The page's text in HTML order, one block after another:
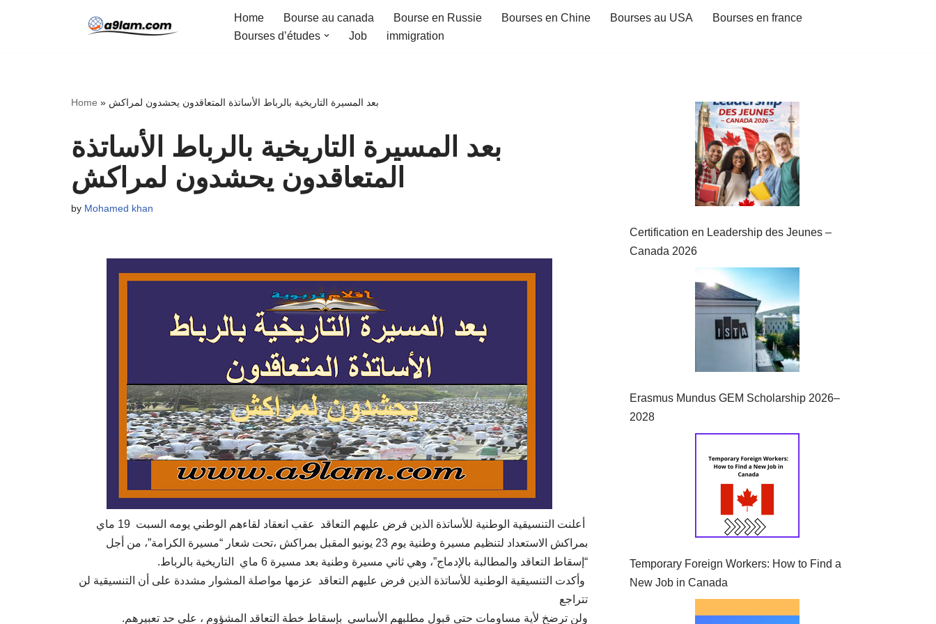
Home Bourse au canada Bourse en Russie Bourses en Chine Bourses au USA
Bourses en france
Bourses d’études
Job immigration
Home » بعد المسيرة التاريخية بالرباط الأساتذة المتعاقدون يحشدون لمراكش
بعد المسيرة التاريخية بالرباط الأساتذة
المتعاقدون يحشدون لمراكش
by Mohamed khan
أعلنت التنسيقية الوطنية للأساتذة الذين فرض عليهم التعاقد عقب انعقاد لقاءهم الوطني يومه السبت 19 ماي
بمراكش الاستعداد لتنظيم مسيرة وطنية يوم 23 يونيو المقبل بمراكش ،تحت شعار “مسيرة الكرامة”، من أجل
“إسقاط التعاقد والمطالبة بالإدماج”، وهي ثاني مسيرة وطنية بعد مسيرة 6 ماي التاريخية بالرباط.
وأكدت التنسيقية الوطنية للأساتذة الذين فرض عليهم التعاقد عزمها مواصلة المشوار مشددة على أن التنسيقية لن
تتراجع
ولن ترضخ لأية مساومات حتى قبول مطلبهم الأساسي بإسقاط خطة التعاقد المشؤوم ، على حد تعبيرهم.
Certification en Leadership des Jeunes –
Canada 2026
Erasmus Mundus GEM Scholarship 2026–
2028
Temporary Foreign Workers: How to Find a
New Job in Canada